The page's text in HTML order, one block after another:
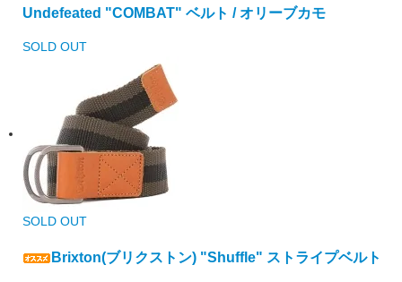
Undefeated "COMBAT" ベルト / オリーブカモ
SOLD OUT
SOLD OUT
Brixton(ブリクストン) "Shuffle" ストライプベルト